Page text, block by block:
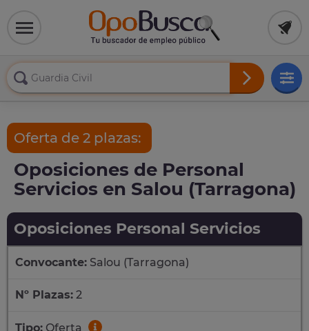
Oferta de 2 plazas:
Oposiciones de Personal
Servicios en Salou (Tarragona)
Oposiciones Personal Servicios
Convocante: Salou (Tarragona)
Nº Plazas: 2
Tipo: Oferta